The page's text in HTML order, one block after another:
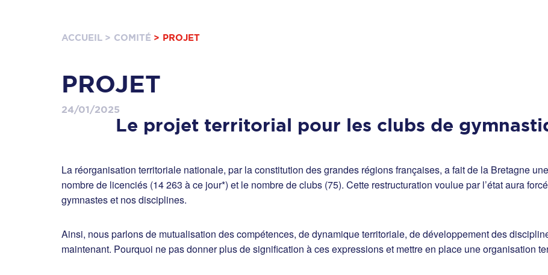
ACCUEIL > COMITÉ > PROJET
PROJET
24/01/2025
Le projet territorial pour les clubs de
La réorganisation territoriale nationale, par la constitution des grandes régions françaises, a fait de la Bretagne
nombre de licenciés (14 263 à ce jour*) et le nombre de clubs (75). Cette restructuration voulue par l’état aura
gymnastes et nos disciplines.
Ainsi, nous parlons de mutualisation des compétences, de dynamique territoriale, de développement des
maintenant. Pourquoi ne pas donner plus de signification à ces expressions et mettre en place une organisation